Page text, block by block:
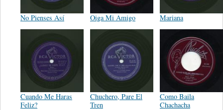
No Pienses Así Oiga Mi Amigo Mariana
Cuando Me Haras
Feliz?
Chuchero, Pare El
Tren
Como Baila
Chachacha